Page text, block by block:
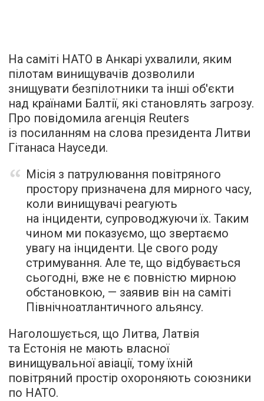
На саміті НАТО в Анкарі ухвалили, яким
пілотам винищувачів дозволили
знищувати безпілотники та інші об'єкти
над країнами Балтії, які становлять загрозу.
Про повідомила агенція Reuters
із посиланням на слова президента Литви
Гітанаса Науседи.
Місія з патрулювання повітряного
простору призначена для мирного часу,
коли винищувачі реагують
на інциденти, супроводжуючи їх. Таким
чином ми показуємо, що звертаємо
увагу на інциденти. Це свого роду
стримування. Але те, що відбувається
сьогодні, вже не є повністю мирною
обстановкою, — заявив він на саміті
Північноатлантичного альянсу.
Наголошується, що Литва, Латвія
та Естонія не мають власної
винищувальної авіації, тому їхній
повітряний простір охороняють союзники
по НАТО.